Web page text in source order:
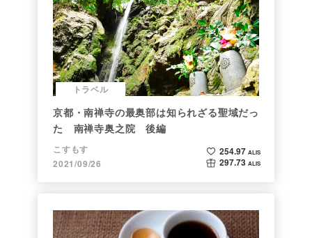
トラベル
京都・南禅寺の最奥部は知られざる聖域だっ
た 南禅寺奥之院 後編
こすもす
2021/09/26
254.97 ALIS
297.73 ALIS